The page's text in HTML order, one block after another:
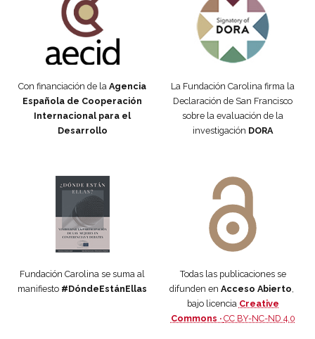
Con financiación de la Agencia
Española de Cooperación
Internacional para el
Desarrollo
La Fundación Carolina firma la
Declaración de San Francisco
sobre la evaluación de la
investigación DORA
Fundación Carolina se suma al
manifiesto #DóndeEstánEllas
Todas las publicaciones se
difunden en Acceso Abierto,
bajo licencia Creative
Commons · CC BY-NC-ND 4.0